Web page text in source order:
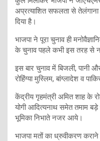
अप्रत्याशित सफलता से
दिया है।
भाजपा ने पूरा चुनाव ही
के चुनाव पहले कभी इस तरह से
इस बार चुनाव में बिजली, पानी
रोहिंग्या मुस्लिम, बांग्लादेश व
केंद्रीय गृहमंत्री अमित शाह के
योगी आदित्यनाथ समेत तमाम
भूमिका निभाते नजर आये।
भाजपा मतों का ध्रुवीकरण कराने